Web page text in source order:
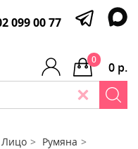
099 00 77
0 р.
0
Лицо
Румяна